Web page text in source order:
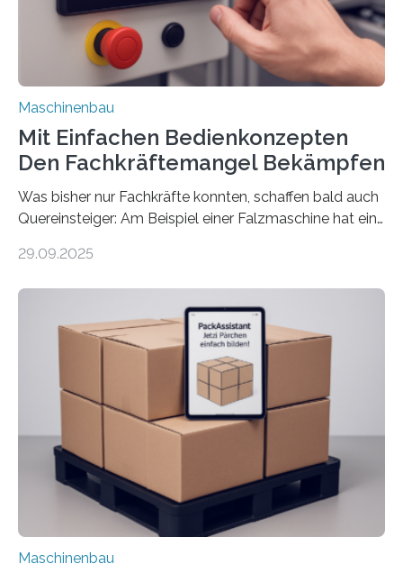
Maschinenbau
Mit Einfachen Bedienkonzepten
Den Fachkräftemangel Bekämpfen
Was bisher nur Fachkräfte konnten, schaffen bald auch
Quereinsteiger: Am Beispiel einer Falzmaschine hat ein
Mensch-Maschine-Schnittstelle so sehr vereinfacht,
Die zugrunde liegende Methodik lässt sich auf alle
anderen Maschinen übertragen. Eine Falzmaschine
umzurüsten ist ein Job für echte Profis. Eine solche
Maschine faltet in Druckereien Broschüren, Prospekte,
Landkarten und vieles mehr – mehrere Zehntausend
Exemplare pro Stunde. Je nach Maschinentyp und
Auftrag kann das Umrüsten…
29.09.2025
Maschinenbau